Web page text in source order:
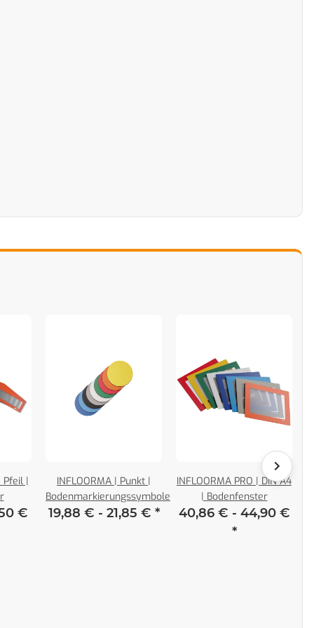
Pfeil |
€
INFLOORMA | Punkt |
Bodenmarkierungssymbole
19,88 € - 21,85 € *
INFLOORMA PRO | DIN A4
| Bodenfenster
40,86 € - 44,90 €
*